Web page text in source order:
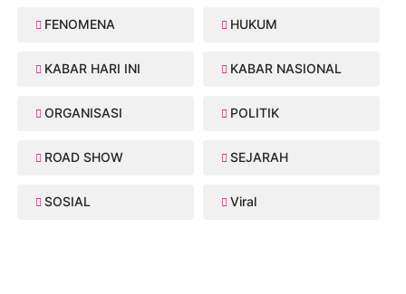
FENOMENA HUKUM
KABAR HARI INI KABAR NASIONAL
ORGANISASI POLITIK
ROAD SHOW SEJARAH
SOSIAL Viral